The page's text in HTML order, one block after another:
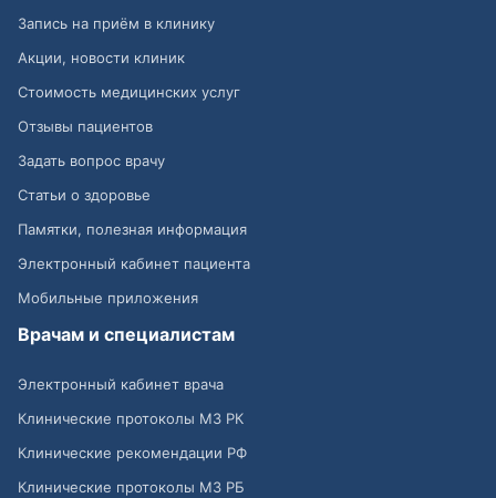
Запись на приём в клинику
Акции, новости клиник
Стоимость медицинских услуг
Отзывы пациентов
Задать вопрос врачу
Статьи о здоровье
Памятки, полезная информация
Электронный кабинет пациента
Мобильные приложения
Врачам и специалистам
Электронный кабинет врача
Клинические протоколы МЗ РК
Клинические рекомендации РФ
Клинические протоколы МЗ РБ